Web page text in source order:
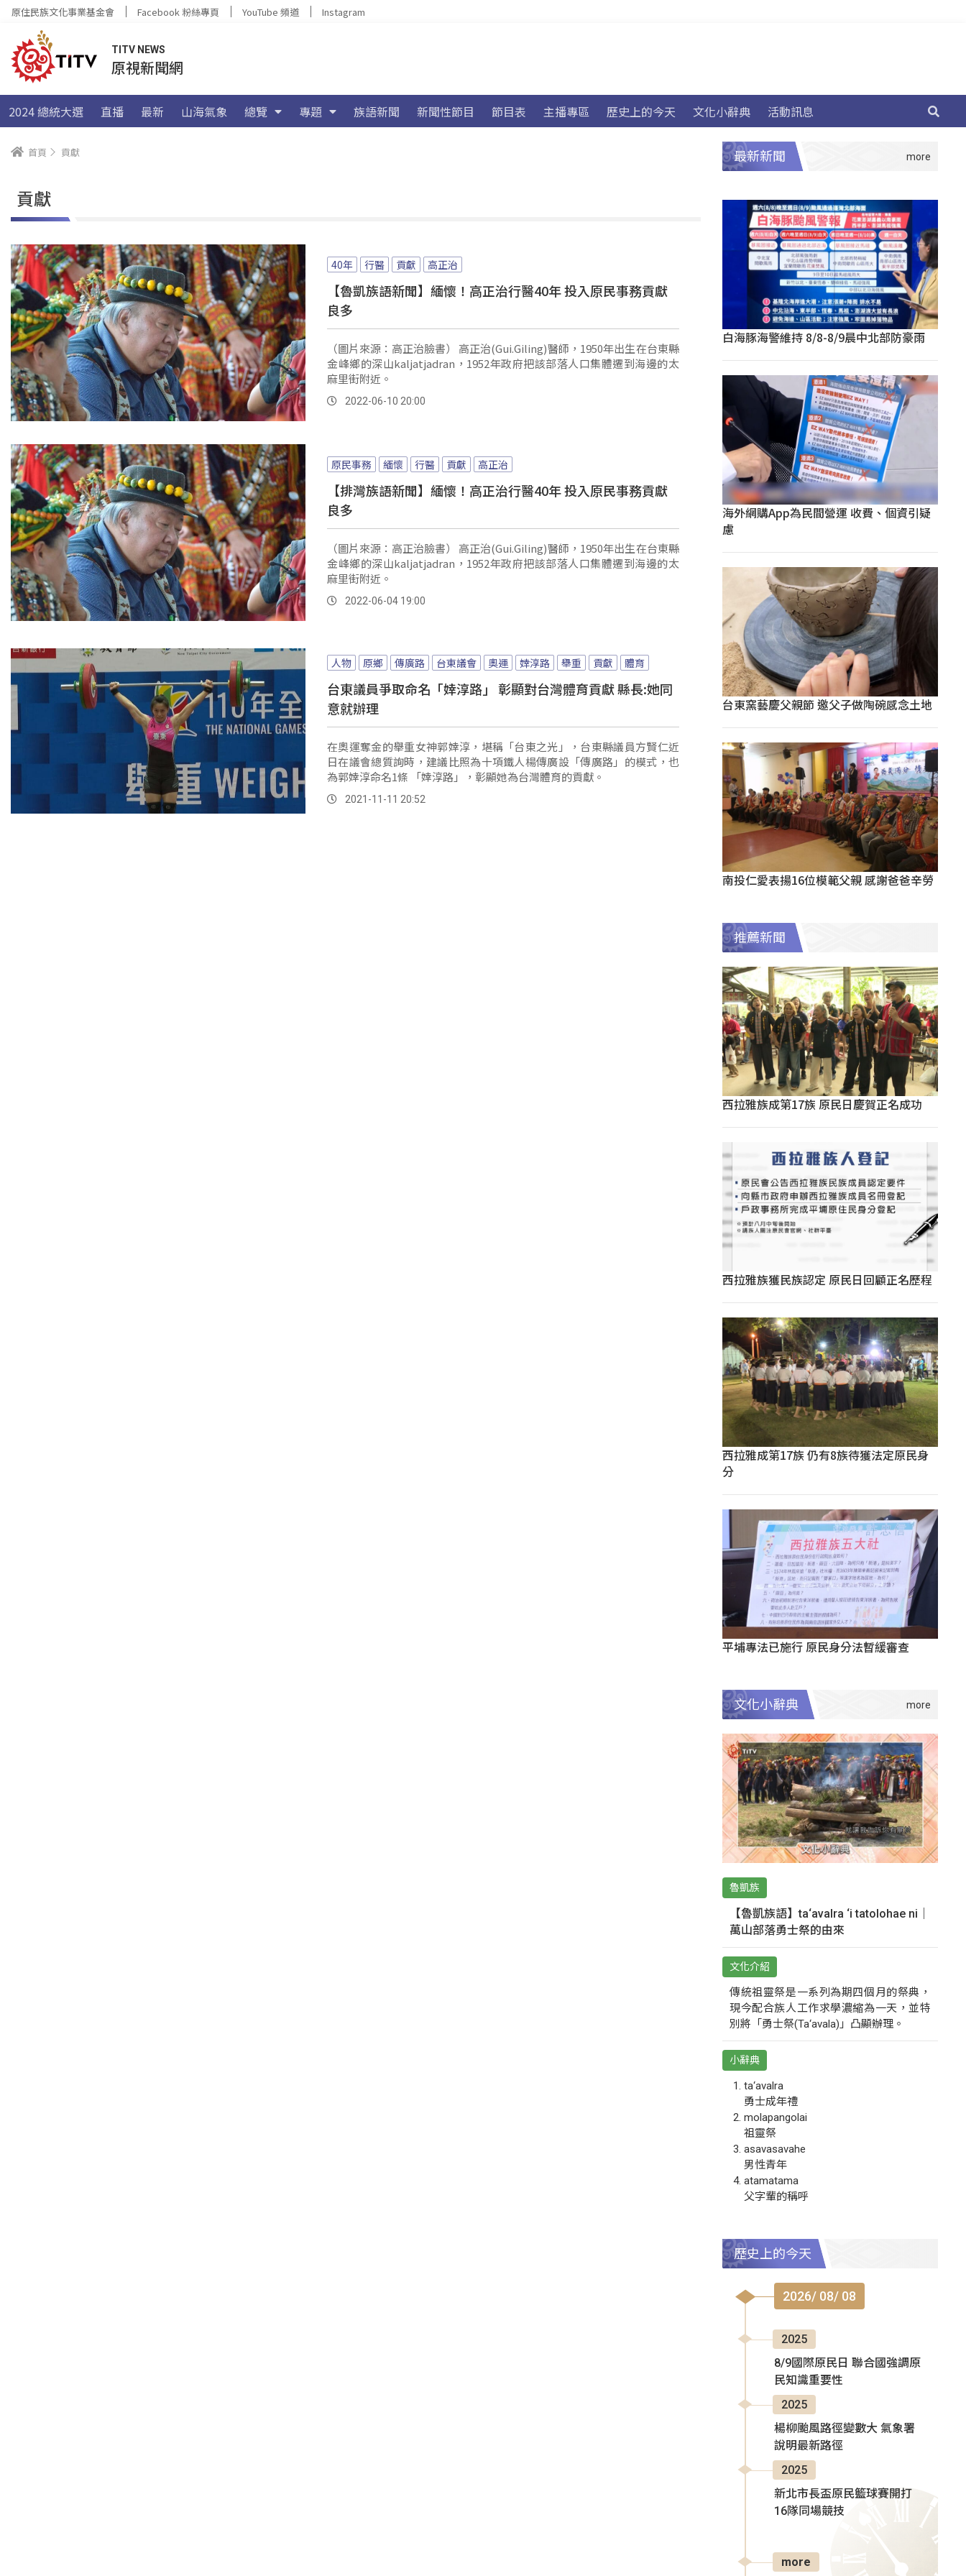
原住民族文化事業基金會 Facebook 粉絲專頁 YouTube 頻道 Instagram
TITV NEWS
原視新聞網
2024 總統大選 直播 最新 山海氣象 總覽 專題 族語新聞 新聞性節目 節目表 主播專區 歷史上的今天 文化小辭典 活動訊息
首頁 貢獻
貢獻
40年 行醫 貢獻 高正治
【魯凱族語新聞】緬懷！高正治行醫40年 投入原民事務貢獻
良多
（圖片來源：高正治臉書） 高正治(Gui.Giling)醫師，1950年出生在台東縣
金峰鄉的深山kaljatjadran，1952年政府把該部落人口集體遷到海邊的太
麻里街附近。
2022-06-10 20:00
原民事務 緬懷 行醫 貢獻 高正治
【排灣族語新聞】緬懷！高正治行醫40年 投入原民事務貢獻
良多
（圖片來源：高正治臉書） 高正治(Gui.Giling)醫師，1950年出生在台東縣
金峰鄉的深山kaljatjadran，1952年政府把該部落人口集體遷到海邊的太
麻里街附近。
2022-06-04 19:00
人物 原鄉 傳廣路 台東議會 奧運 婞淳路 舉重 貢獻 體育
台東議員爭取命名「婞淳路」 彰顯對台灣體育貢獻 縣長:她同
意就辦理
在奧運奪金的舉重女神郭婞淳，堪稱「台東之光」，台東縣議員方賢仁近
日在議會總質詢時，建議比照為十項鐵人楊傳廣設「傳廣路」的模式，也
為郭婞淳命名1條 「婞淳路」，彰顯她為台灣體育的貢獻。
2021-11-11 20:52
最新新聞
白海豚海警維持 8/8-8/9晨中北部防豪雨
海外網購App為民間營運 收費、個資引疑
慮
台東窯藝慶父親節 邀父子做陶碗感念土地
南投仁愛表揚16位模範父親 感謝爸爸辛勞
推薦新聞
西拉雅族成第17族 原民日慶賀正名成功
西拉雅族獲民族認定 原民日回顧正名歷程
西拉雅成第17族 仍有8族待獲法定原民身
分
平埔專法已施行 原民身分法暫緩審查
文化小辭典
魯凱族
【魯凱族語】ta‘avalra ‘i tatolohae ni｜
萬山部落勇士祭的由來
文化介紹
傳統祖靈祭是一系列為期四個月的祭典，
現今配合族人工作求學濃縮為一天，並特
別將「勇士祭(Ta‘avala)」凸顯辦理。
小辭典
ta‘avalra
勇士成年禮
molapangolai
祖靈祭
asavasavahe
男性青年
atamatama
父字輩的稱呼
歷史上的今天
2026/ 08/ 08
2025
8/9國際原民日 聯合國強調原
民知識重要性
2025
楊柳颱風路徑變數大 氣象署
說明最新路徑
2025
新北市長盃原民籃球賽開打
16隊同場競技
more